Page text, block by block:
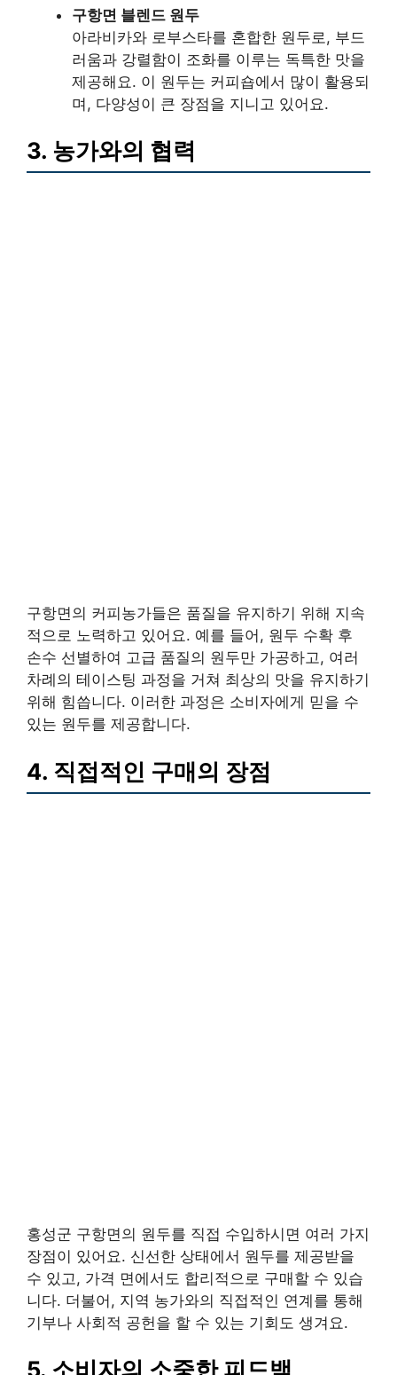
구항면 블렌드 원두
아라비카와 로부스타를 혼합한 원두로, 부드
러움과 강렬함이 조화를 이루는 독특한 맛을
제공해요. 이 원두는 커피숍에서 많이 활용되
며, 다양성이 큰 장점을 지니고 있어요.
3. 농가와의 협력
구항면의 커피농가들은 품질을 유지하기 위해 지속
적으로 노력하고 있어요. 예를 들어, 원두 수확 후
손수 선별하여 고급 품질의 원두만 가공하고, 여러
차례의 테이스팅 과정을 거쳐 최상의 맛을 유지하기
위해 힘씁니다. 이러한 과정은 소비자에게 믿을 수
있는 원두를 제공합니다.
4. 직접적인 구매의 장점
홍성군 구항면의 원두를 직접 수입하시면 여러 가지
장점이 있어요. 신선한 상태에서 원두를 제공받을
수 있고, 가격 면에서도 합리적으로 구매할 수 있습
니다. 더불어, 지역 농가와의 직접적인 연계를 통해
기부나 사회적 공헌을 할 수 있는 기회도 생겨요.